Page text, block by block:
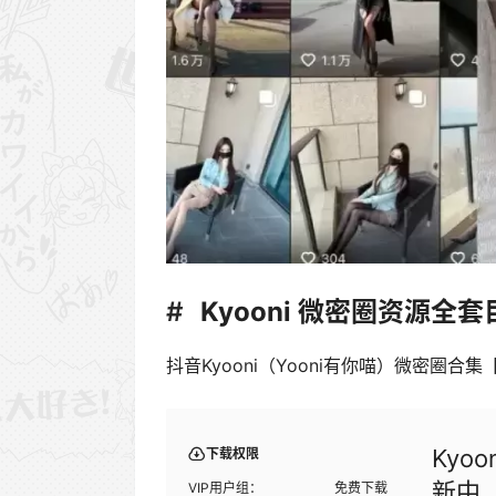
Kyooni 微密圈资源全套
抖音Kyooni（Yooni有你喵）微密圈合集
下载权限
VIP用户组： 免费下载